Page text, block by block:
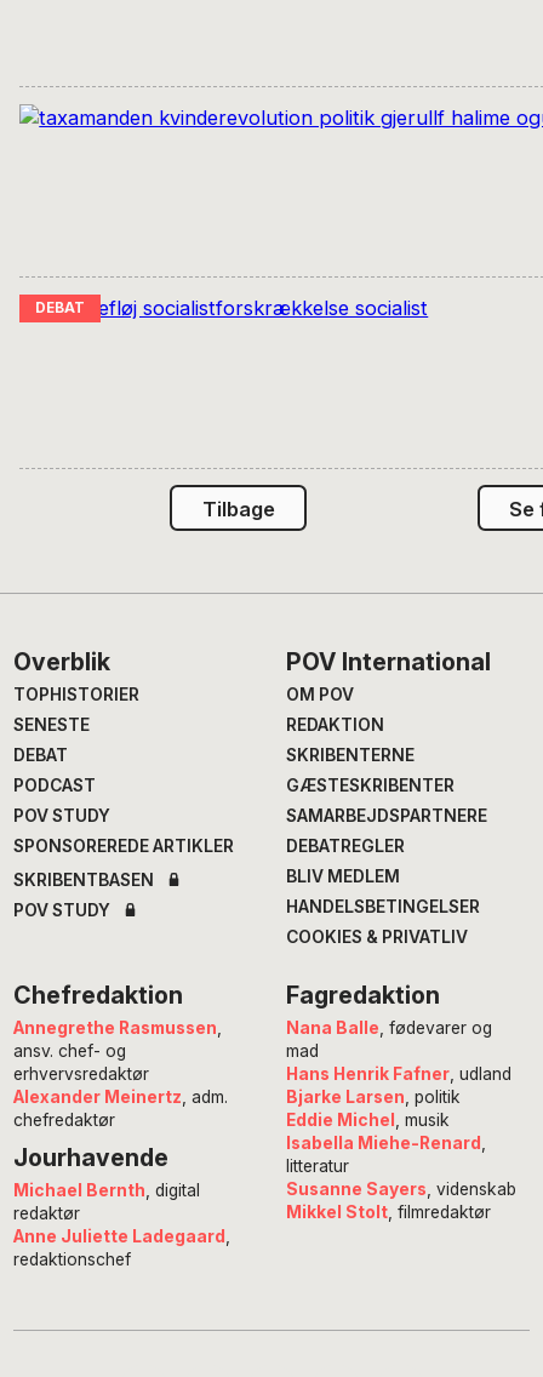
Tilbage Se
Footer
Overblik
TOPHISTORIER
SENESTE
DEBAT
PODCAST
POV STUDY
SPONSOREREDE ARTIKLER
SKRIBENTBASEN
POV STUDY
POV International
OM POV
REDAKTION
SKRIBENTERNE
GÆSTESKRIBENTER
SAMARBEJDSPARTNERE
DEBATREGLER
BLIV MEDLEM
HANDELSBETINGELSER
COOKIES & PRIVATLIV
Chefredaktion
Annegrethe Rasmussen,
ansv. chef- og
erhvervsredaktør
Alexander Meinertz, adm.
chefredaktør
Jourhavende
Michael Bernth , digital
redaktør
Anne Juliette Ladegaard
redaktionschef
Fagredaktion
Nana Balle, fødevarer og
mad
Hans Henrik Fafner, udland
Bjarke Larsen, politik
Eddie Michel , musik
Isabella Miehe-Renard ,
litteratur
Susanne Sayers, videnskab
Mikkel Stolt, filmredaktør